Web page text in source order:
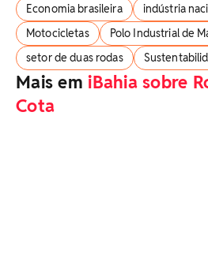
Economia brasileira
indústria
Motocicletas
Polo Industrial de
setor de duas rodas
Mais em iBahia sobre
Cota